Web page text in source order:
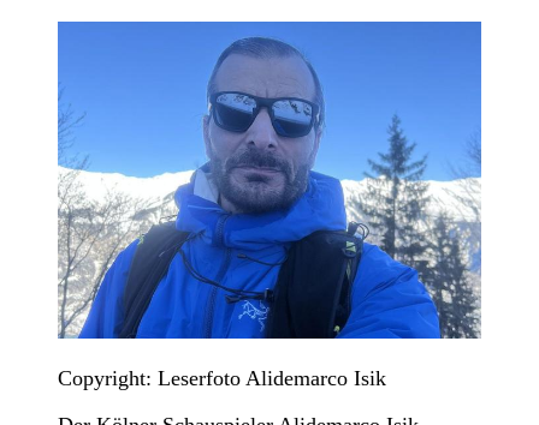
Copyright: Leserfoto Alidemarco Isik